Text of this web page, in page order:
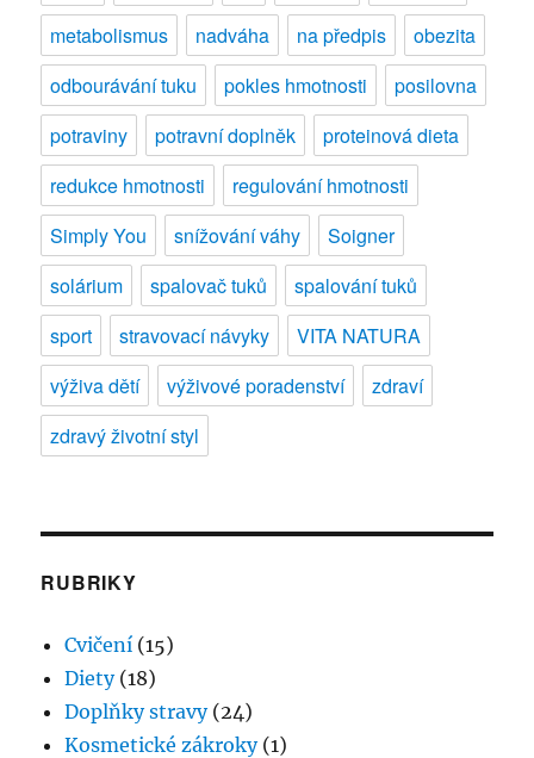
metabolismus
nadváha na předpis
obezita
odbourávání tuku
pokles hmotnosti
posilovna
potraviny
potravní doplněk
proteinová dieta
redukce hmotnosti
regulování hmotnosti
Simply You
snížování váhy
Soigner
solárium
spalovač tuků
spalování tuků
sport
stravovací návyky
VITA NATURA
výživa dětí
výživové poradenství
zdraví
zdravý životní styl
RUBRIKY
Cvičení (15)
Diety(18)
Doplňky stravy(24)
Kosmetické zákroky(1)